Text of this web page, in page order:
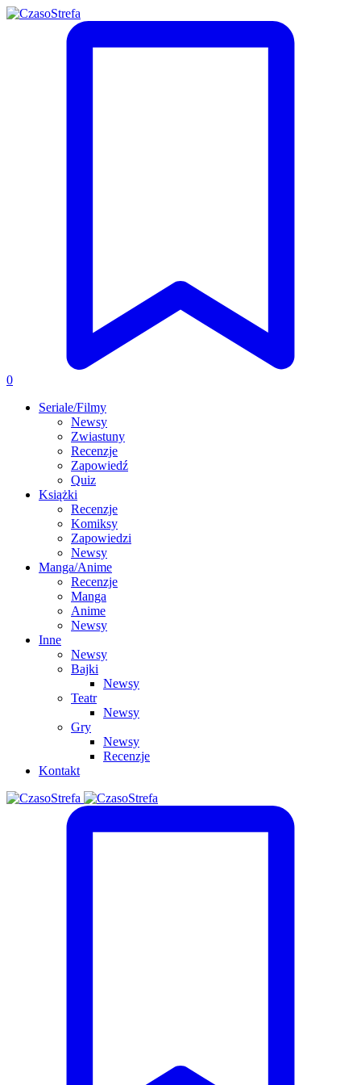
0
Seriale/Filmy
Newsy
Zwiastuny
Recenzje
Zapowiedź
Quiz
Książki
Recenzje
Komiksy
Zapowiedzi
Newsy
Manga/Anime
Recenzje
Manga
Anime
Newsy
Inne
Newsy
Bajki
Newsy
Teatr
Newsy
Gry
Newsy
Recenzje
Kontakt